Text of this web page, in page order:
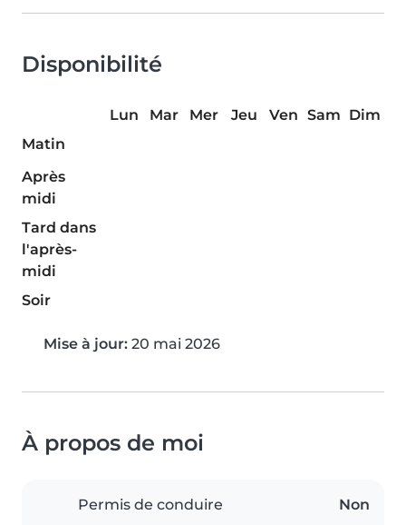
Disponibilité
Lun Mar Mer Jeu Ven Sam Dim
Matin
Après
midi
Tard dans
l'après-
midi
Soir
Mise à jour: 20 mai 2026
À propos de moi
Permis de conduire Non